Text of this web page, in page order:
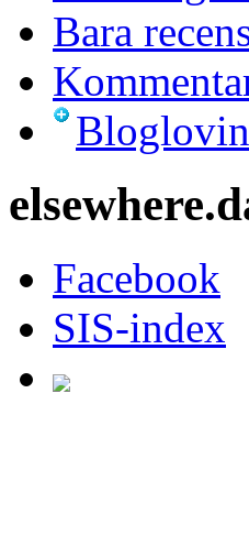
Bara
Facebook
SIS-index